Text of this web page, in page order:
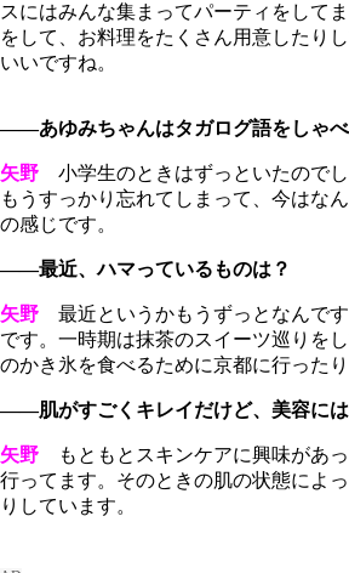
スにはみんな集まってパーティをして
をして、お料理をたくさん用意したり
いいですね。
――あゆみちゃんはタガログ語をしゃべ
矢野 小学生のときはずっといたのでし
もうすっかり忘れてしまって、今はな
の感じです。
――最近、ハマっているものは？
矢野 最近というかもうずっとなんで
です。一時期は抹茶のスイーツ巡りを
のかき氷を食べるために京都に行ったり
――肌がすごくキレイだけど、美容には
矢野 もともとスキンケアに興味があ
行ってます。そのときの肌の状態によ
りしています。